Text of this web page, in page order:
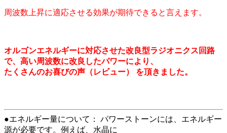
周波数上昇に適応させる効果が期待できると言えます。
オルゴンエネルギーに対応させた改良型ラジオニクス回路
で、高い周波数に改良したパワーにより、
たくさんのお喜びの声（レビュー） を頂きました。
●エネルギー量について： パワーストーンには、エネルギー
源が必要です。例えば、水晶に